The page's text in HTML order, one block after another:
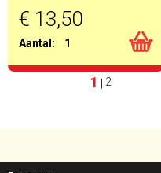
€ 13,50
Aantal: 1
1 2